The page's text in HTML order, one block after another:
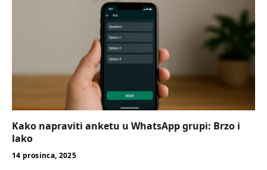
Kako napraviti anketu u WhatsApp grupi: Brzo i
lako
14 prosinca, 2025